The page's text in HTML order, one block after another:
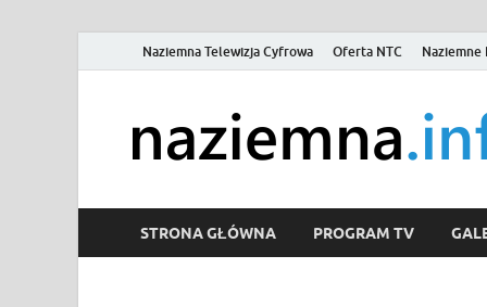
Naziemna Telewizja Cyfrowa Oferta NTC Naziemne
STRONA GŁÓWNA PROGRAM TV